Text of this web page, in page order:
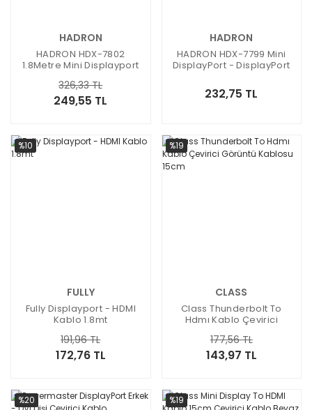
HADRON
HADRON HDX-7802
1.8Metre Mini Displayport
249,55 TL
326,33 TL
HADRON
HADRON HDX-7799 Mini
DisplayPort - DisplayPort
232,75 TL
%10
FULLY
Fully Displayport - HDMI
Kablo 1.8mt
172,76 TL
191,96 TL
%19
CLASS
Class Thunderbolt To
Hdmı Kablo Çevirici
143,97 TL
177,56 TL
%20 %19